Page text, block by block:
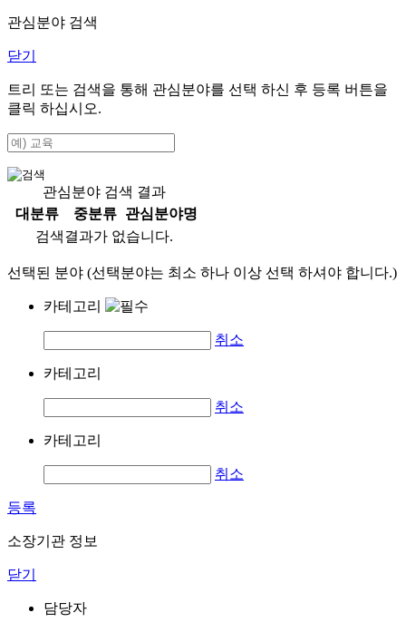
관심분야 검색
닫기
트리 또는 검색을 통해 관심분야를 선택 하신 후 등록 버튼을
클릭 하십시오.
관심분야 검색 결과
대분류
중분류
관심분야명
검색결과가 없습니다.
선택된 분야 (선택분야는 최소 하나 이상 선택 하셔야 합니다.)
카테고리
취소
카테고리
취소
카테고리
취소
등록
소장기관 정보
닫기
담당자